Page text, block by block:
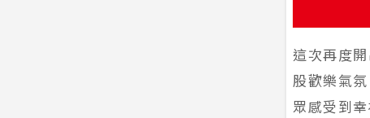
這次再度
股歡樂氣
眾感受到